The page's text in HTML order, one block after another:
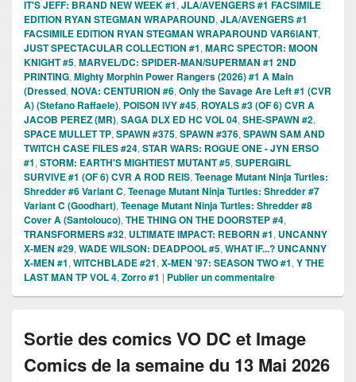
IT'S JEFF: BRAND NEW WEEK #1, JLA/AVENGERS #1 FACSIMILE
EDITION RYAN STEGMAN WRAPAROUND, JLA/AVENGERS #1
FACSIMILE EDITION RYAN STEGMAN WRAPAROUND VAR6IANT,
JUST SPECTACULAR COLLECTION #1, MARC SPECTOR: MOON
KNIGHT #5, MARVEL/DC: SPIDER-MAN/SUPERMAN #1 2ND
PRINTING, Mighty Morphin Power Rangers (2026) #1 A Main
(Dressed, NOVA: CENTURION #6, Only the Savage Are Left #1 (CVR
A) (Stefano Raffaele), POISON IVY #45, ROYALS #3 (OF 6) CVR A
JACOB PEREZ (MR), SAGA DLX ED HC VOL 04, SHE-SPAWN #2,
SPACE MULLET TP, SPAWN #375, SPAWN #376, SPAWN SAM AND
TWITCH CASE FILES #24, STAR WARS: ROGUE ONE - JYN ERSO
#1, STORM: EARTH'S MIGHTIEST MUTANT #5, SUPERGIRL
SURVIVE #1 (OF 6) CVR A ROD REIS, Teenage Mutant Ninja Turtles:
Shredder #6 Variant C, Teenage Mutant Ninja Turtles: Shredder #7
Variant C (Goodhart), Teenage Mutant Ninja Turtles: Shredder #8
Cover A (Santolouco), THE THING ON THE DOORSTEP #4,
TRANSFORMERS #32, ULTIMATE IMPACT: REBORN #1, UNCANNY
X-MEN #29, WADE WILSON: DEADPOOL #5, WHAT IF...? UNCANNY
X-MEN #1, WITCHBLADE #21, X-MEN '97: SEASON TWO #1, Y THE
LAST MAN TP VOL 4, Zorro #1 | Publier un commentaire
Sortie des comics VO DC et Image
Comics de la semaine du 13 Mai 2026